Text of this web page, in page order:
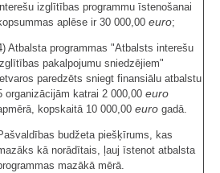
izglītības programmu īstenošanai
aplēse ir 30 000,00 euro;
Atbalsta programmas "Atbalsts interešu
pakalpojumu sniedzējiem"
paredzēts sniegt finansiālu atbalstu
organizācijām katrai 2 000,00 euro
kopskaitā 10 000,00 euro gadā.
budžeta piešķīrums, kas
kā norādītais, ļauj īstenot atbalsta
mazākā mērā.